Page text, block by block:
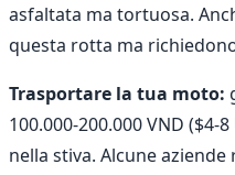
asfaltata ma tortuosa.
questa rotta ma
Trasportare la tua moto:
100.000-200.000 VND
nella stiva. Alcune